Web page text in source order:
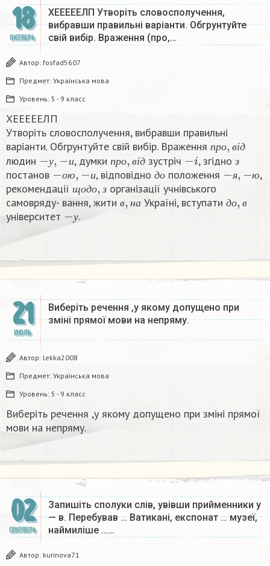
18
ОКТЯБРЬ
ХЕЕЕЕЕЛП Утворіть словосполучення,
вибравши правильні варіанти. Обгрунтуйте
свій вибір. Враження (про,…
Автор: fosfad5607
Предмет: Українська мова
Уровень: 5 - 9 класс
ХЕЕЕЕЕЛП
Утворіть словосполучення, вибравши правильні
варіанти. Обгрунтуйте свій вибір. Враження
п р о в і д
про
людин у и
−у,−и
, думки п р о в і д
про ,від
зустріч
−i
, згідно з
з
постанов о ю и
−ою,−и
, відповідно д о
до
положення я ю
−я ,−
,
рекомендації
щ о д о з
щодо,з
організації учнівського
самовряду- вання, жити
в на
в,на
Україні, вступати д о в
університет у
−у
.
21
ИЮЛЬ
Виберіть речення ,у якому допущено при
зміні прямої мови на непряму.​
Автор: lekka2008
Предмет: Українська мова
Уровень: 5 - 9 класс
Виберіть речення ,у якому допущено при зміні прямої
мови на непряму.​
02
СЕНТЯБРЬ
Запишіть сполуки слів, увівши прийменники у
— в. Перебував … Ватикані, експонат … музеї,
наймиліше ……
Автор: kurinova71